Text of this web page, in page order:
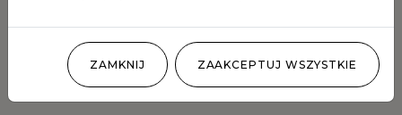
sklep@milaodmiana.pl
Informacje Strefa klienta
ZAMKNIJ ZAAKCEPTUJ WSZYSTKIE